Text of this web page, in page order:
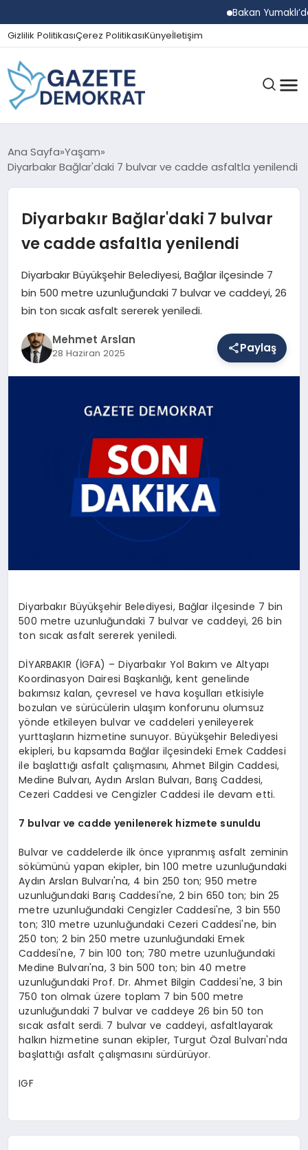
Bakan Yumaklı’dan
Gizlilik PolitikasıÇerez PolitikasıKünyeİletişim
GÜNDEM
SPOR
SAĞLIK
Ana Sayfa Yaşam
Diyarbakır Bağlar'daki 7 bulvar ve cadde asfaltla yenilendi
Diyarbakır Bağlar'daki 7 bulvar
ve cadde asfaltla yenilendi
Diyarbakır Büyükşehir Belediyesi, Bağlar ilçesinde 7
bin 500 metre uzunluğundaki 7 bulvar ve caddeyi, 26
bin ton sıcak asfalt sererek yeniledi.
Mehmet Arslan
28 Haziran 2025 Paylaş
Diyarbakır Büyükşehir Belediyesi, Bağlar ilçesinde 7 bin
500 metre uzunluğundaki 7 bulvar ve caddeyi, 26 bin
ton sıcak asfalt sererek yeniledi.
DİYARBAKIR (İGFA) – Diyarbakır Yol Bakım ve Altyapı
Koordinasyon Dairesi Başkanlığı, kent genelinde
bakımsız kalan, çevresel ve hava koşulları etkisiyle
bozulan ve sürücülerin ulaşım konforunu olumsuz
yönde etkileyen bulvar ve caddeleri yenileyerek
yurttaşların hizmetine sunuyor. Büyükşehir Belediyesi
ekipleri, bu kapsamda Bağlar ilçesindeki Emek Caddesi
ile başlattığı asfalt çalışmasını, Ahmet Bilgin Caddesi,
Medine Bulvarı, Aydın Arslan Bulvarı, Barış Caddesi,
Cezeri Caddesi ve Cengizler Caddesi ile devam etti.
7 bulvar ve cadde yenilenerek hizmete sunuldu
Bulvar ve caddelerde ilk önce yıpranmış asfalt zeminin
sökümünü yapan ekipler, bin 100 metre uzunluğundaki
Aydın Arslan Bulvarı'na, 4 bin 250 ton; 950 metre
uzunluğundaki Barış Caddesi'ne, 2 bin 650 ton; bin 25
metre uzunluğundaki Cengizler Caddesi'ne, 3 bin 550
ton; 310 metre uzunluğundaki Cezeri Caddesi'ne, bin
250 ton; 2 bin 250 metre uzunluğundaki Emek
Caddesi'ne, 7 bin 100 ton; 780 metre uzunluğundaki
Medine Bulvarı'na, 3 bin 500 ton; bin 40 metre
uzunluğundaki Prof. Dr. Ahmet Bilgin Caddesi'ne, 3 bin
750 ton olmak üzere toplam 7 bin 500 metre
uzunluğundaki 7 bulvar ve caddeye 26 bin 50 ton
sıcak asfalt serdi. 7 bulvar ve caddeyi, asfaltlayarak
halkın hizmetine sunan ekipler, Turgut Özal Bulvarı'nda
başlattığı asfalt çalışmasını sürdürüyor.
IGF